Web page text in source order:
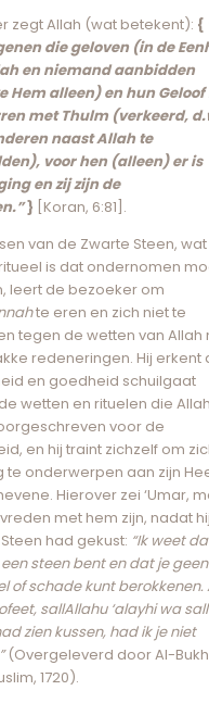
zegt Allah (wat betekent): {
die geloven (in de
en niemand aanbidden
Hem alleen) en hun
met Thulm (verkeerd,
naast Allah te
voor hen (alleen) er is
en zij zijn de
} [Koran, 6:81].
van de Zwarte Steen,
is dat ondernomen
leert de bezoeker om
te eren en zich niet te
tegen de wetten van Allah
redeneringen. Hij erkent
en goedheid schuilgaat
wetten en rituelen die Allah
voor de
en hij traint zichzelf om
te onderwerpen aan zijn
Hierover zei ‘Umar,
met hem zijn, nadat
had gekust: “Ik weet
steen bent en dat je geen
of schade kunt berokkenen.
sallAllahu ‘alayhi wa
zien kussen, had ik je niet
(Overgeleverd door Al-
1720).